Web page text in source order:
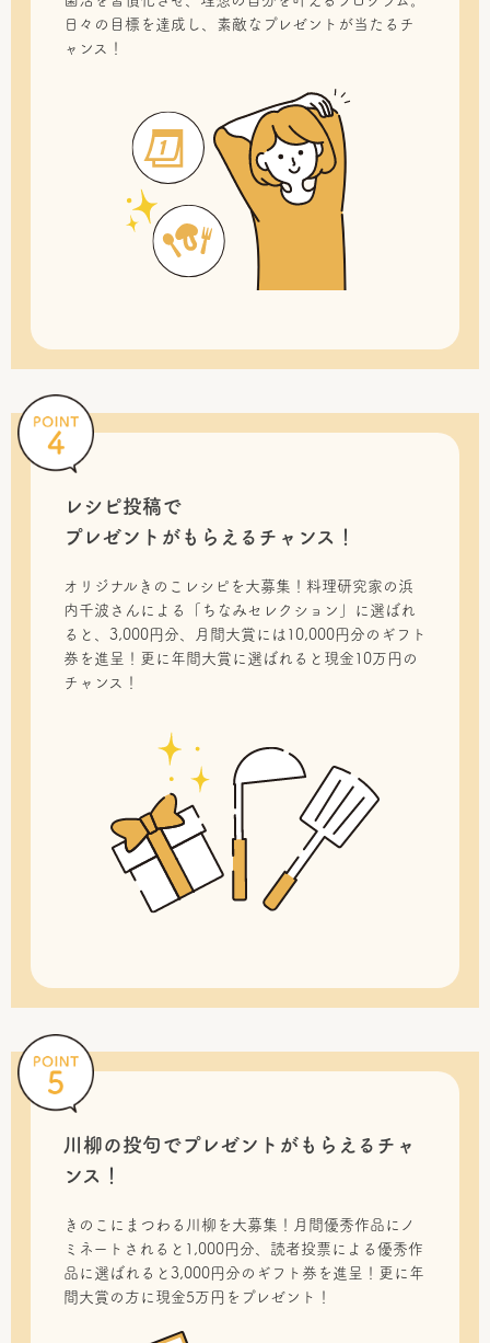
日々の目標を達成し、素敵なプレゼントが当たるチ
ャンス！
レシピ投稿で
プレゼントがもらえるチャンス！
オリジナルきのこレシピを大募集！料理研究家の浜
内千波さんによる「ちなみセレクション」に選ばれ
ると、3,000円分、月間大賞には10,000円分のギフト
券を進呈！更に年間大賞に選ばれると現金10万円の
チャンス！
川柳の投句でプレゼントがもらえるチャ
ンス！
きのこにまつわる川柳を大募集！月間優秀作品にノ
ミネートされると1,000円分、読者投票による優秀作
品に選ばれると3,000円分のギフト券を進呈！更に年
間大賞の方に現金5万円をプレゼント！